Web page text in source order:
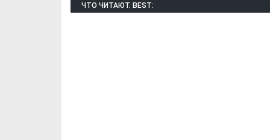
ЧТО ЧИТАЮТ. BEST: